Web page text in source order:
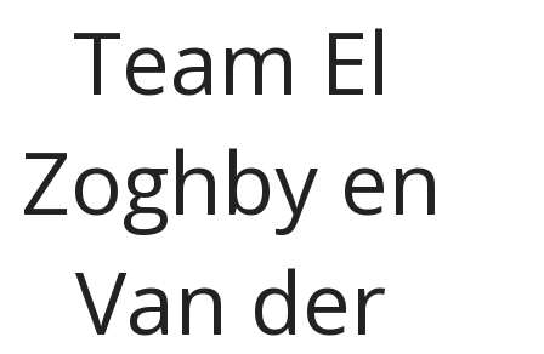
Team El
Zoghby en
Van der